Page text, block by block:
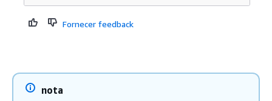
Fornecer feedback
nota